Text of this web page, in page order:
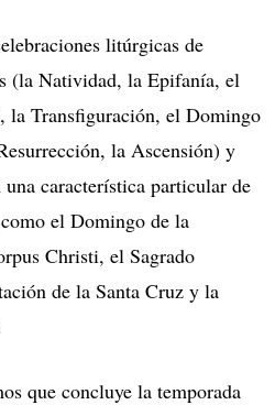
litúrgicas de
(la Natividad, la Epifanía, el
la Transfiguración, el Domingo
la Ascensión) y
característica particular de
el Domingo de la
Christi, el Sagrado
de la Santa Cruz y la
que concluye la temporada